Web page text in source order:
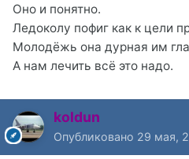
Оно и понятно.
Ледоколу пофиг как к цели
Молодёжь она дурная им
А нам лечить всё это надо.
koldun
Опубликовано 29 мая,